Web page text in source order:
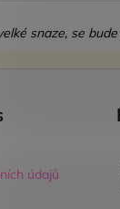
snaze, se
údajů